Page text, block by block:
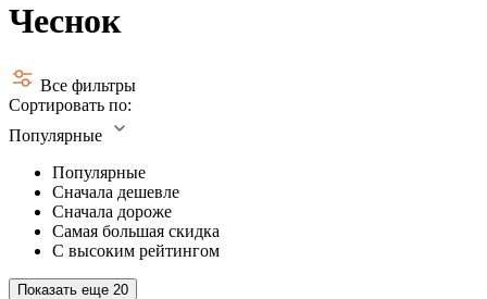
Чеснок
Все фильтры
Сортировать по:
Популярные
Популярные
Сначала дешевле
Сначала дороже
Самая большая скидка
С высоким рейтингом
Показать еще 20